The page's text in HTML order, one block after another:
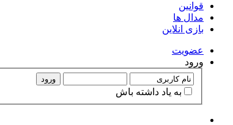
قوانین
مدال ها
بازی انلاین
عضويت
ورود
ورود
به ياد داشته باش